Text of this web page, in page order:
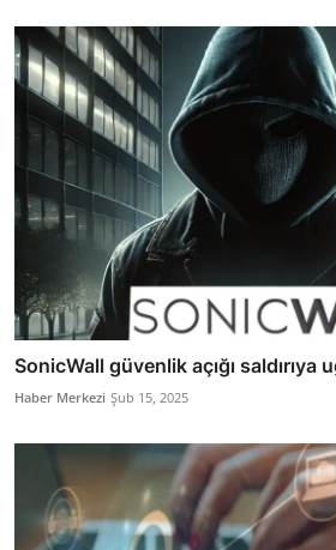
SonicWall güvenlik açığı saldırıya
Haber Merkezi Şub 15, 2025